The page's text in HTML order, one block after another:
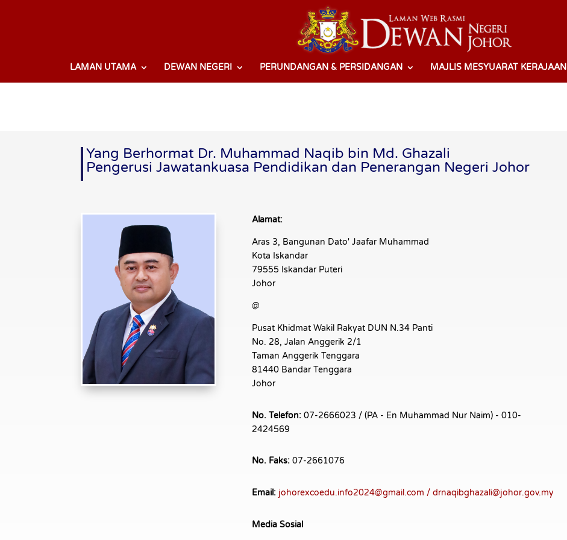
LAMAN UTAMA DEWAN NEGERI PERUNDANGAN & PERSIDANGAN MAJLIS MESYUARAT KERAJAAN
Yang Berhormat Dr. Muhammad Naqib bin Md. Ghazali
Pengerusi Jawatankuasa Pendidikan dan Penerangan Negeri Johor
Alamat:
Aras 3, Bangunan Dato' Jaafar Muhammad
Kota Iskandar
79555 Iskandar Puteri
Johor
@
Pusat Khidmat Wakil Rakyat DUN N.34 Panti
No. 28, Jalan Anggerik 2/1
Taman Anggerik Tenggara
81440 Bandar Tenggara
Johor
No. Telefon:07-2666023 / (PA - En Muhammad Nur Naim) - 010-
2424569
No. Faks:07-2661076
Email: johorexcoedu.info2024@gmail.com / drnaqibghazali@johor.gov.my
Media Sosial